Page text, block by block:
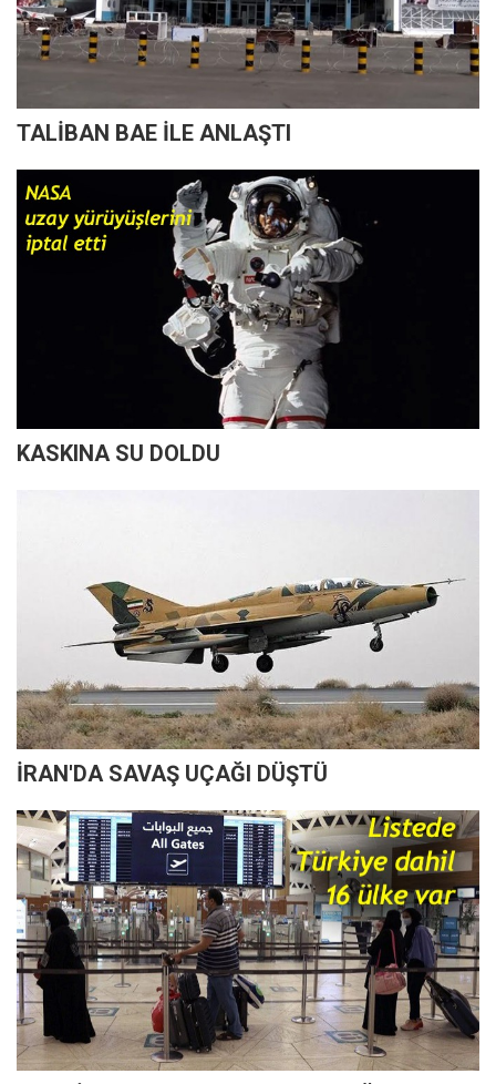
TALİBAN BAE İLE ANLAŞTI
KASKINA SU DOLDU
İRAN'DA SAVAŞ UÇAĞI DÜŞTÜ